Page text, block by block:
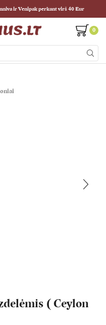
ir Venipak perkant virš 40 Eur
0
( Ceylon